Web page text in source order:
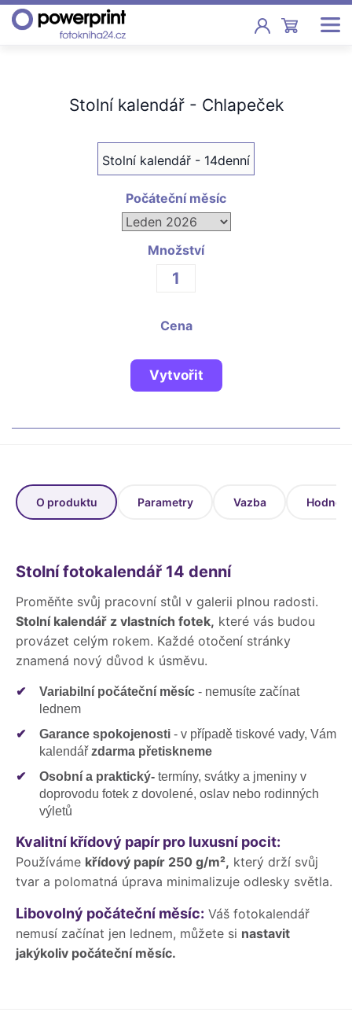
Pevná vazba, sešity, poukazy
Fotokalendáře
Nástěnné, stolní i roční
Tisk fotografií od 2,90 Kč
Stolní kalendář - Chlapeček
Stolní kalendář - 14denní
Počáteční měsíc
Množství
Cena
Vytvořit
O produktu Parametry Vazba
Stolní fotokalendář 14 denní
Proměňte svůj pracovní stůl v galerii plnou radosti.
Stolní kalendář z vlastních fotek, které vás budou
provázet celým rokem. Každé otočení stránky
znamená nový důvod k úsměvu.
✔ Variabilní počáteční měsíc - nemusíte začínat
lednem
✔
Garance spokojenosti - v případě tiskové vady, Vám
kalendář zdarma přetiskneme
✔
Osobní a praktický- termíny, svátky a jmeniny v
doprovodu fotek z dovolené, oslav nebo rodinných
výletů
Kvalitní křídový papír pro luxusní pocit:
Používáme křídový papír 250 g/m², který drží svůj
tvar a polomatná úprava minimalizuje odlesky světla.
Libovolný počáteční měsíc: Váš fotokalendář
nemusí začínat jen lednem, můžete si nastavit
jakýkoliv počáteční měsíc.